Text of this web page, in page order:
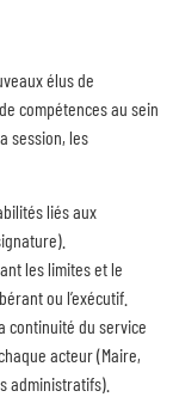
élus de
compétences au sein
session, les
liés aux
les limites et le
ou l’exécutif.
continuité du service
acteur (Maire,
administratifs).